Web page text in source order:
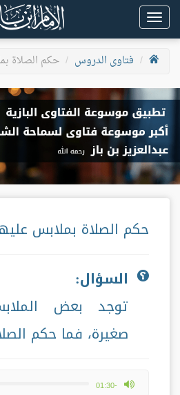
Toggle
navigation
فتاوى الدروس
حكم الصلاة
حكم الصلاة بملابس
السؤال:
توجد بعض
صغيرة، فما حكم
-01:30
max volume